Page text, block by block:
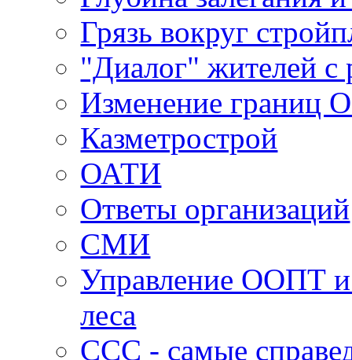
Грязь вокруг
"Диалог" жителей с
Изменение границ
Казметрострой
ОАТИ
Ответы организаций
СМИ
Управление ООПТ и
леса
ССС - самые